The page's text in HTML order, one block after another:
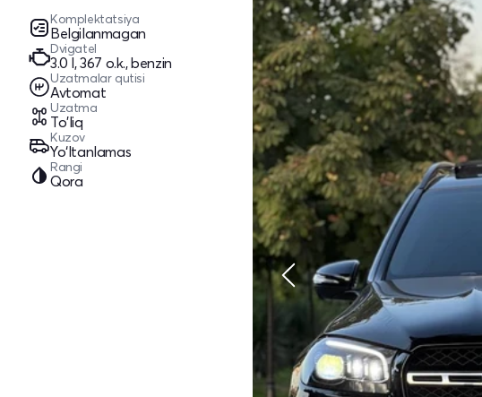
Komplektatsiya
Belgilanmagan
Dvigatel
3.0 l, 367 o.k., benzin
Uzatmalar qutisi
Avtomat
Uzatma
To'liq
Kuzov
Yo‘ltanlamas
Rangi
Qora